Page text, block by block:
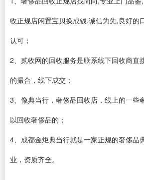
收正规店闲置宝贝换成钱,诚信为先,良好的
认可；
2、贰收网的回收服务是联系线下回收商直
的撮合，线下成交；
3、像典当行，奢侈品回收店，线上的一些
以回收奢侈品的；
4、成都金炬典当行就是一家正规的奢侈品
业，资质齐全。